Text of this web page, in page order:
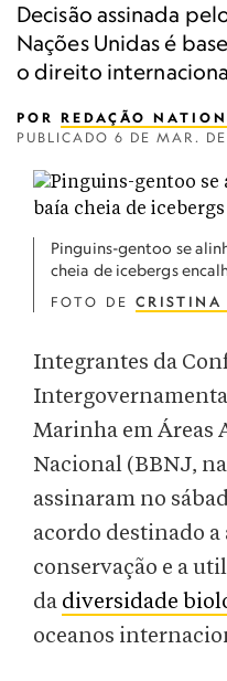
Decisão assinada
Nações Unidas é
o direito
POR REDAÇÃO
PUBLICADO 6 DE MAR.
Pinguins-gentoo se
cheia de icebergs
FOTO DE CRISTINA
Integrantes da
Marinha em Áreas
Nacional (BBNJ,
assinaram no
acordo destinado a
conservação e a
da diversidade
oceanos